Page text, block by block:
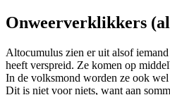
Onweerverklikkers
Altocumulus zien er uit alsof
heeft verspreid. Ze komen op
In de volksmond worden ze ook
Dit is niet voor niets, want aan